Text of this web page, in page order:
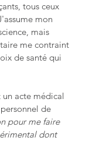
tous ceux
mon
mais
me contraint
de santé qui
un acte médical
de
pour me faire
dont